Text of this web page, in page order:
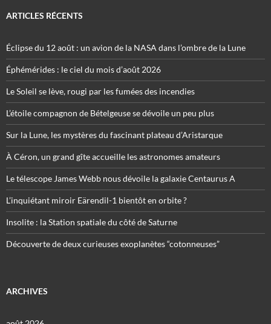
ARTICLES RÉCENTS
Éclipse du 12 août : un avion de la NASA dans l’ombre de la Lune
Éphémérides : le ciel du mois d’août 2026
Le Soleil se lève, rougi par les fumées des incendies
L’étoile compagnon de Bételgeuse se dévoile un peu plus
Sur la Lune, les mystères du fascinant plateau d’Aristarque
À Céron, un grand gîte accueille les astronomes amateurs
Le télescope James Webb nous dévoile la galaxie Centaurus A
L’inquiétant miroir Eärendil-1 bientôt en orbite ?
Insolite : la Station spatiale du côté de Saturne
Découverte de deux curieuses exoplanètes “cotonneuses”
ARCHIVES